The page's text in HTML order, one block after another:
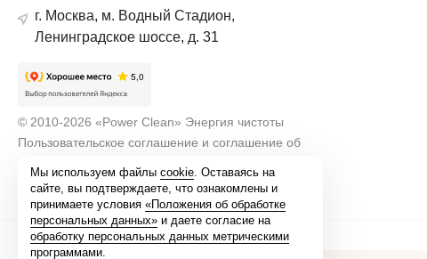
г. Москва, м. Водный Стадион,
Ленинградское шоссе, д. 31
© 2010-2026 «Power Clean» Энергия чистоты
Пользовательское соглашение и соглашение об
использовании персональных данных
Мы используем файлы cookie. Оставаясь на
сайте, вы подтверждаете, что ознакомлены и
принимаете условия «Положения об обработке
персональных данных» и даете согласие на
обработку персональных данных метрическими
программами.